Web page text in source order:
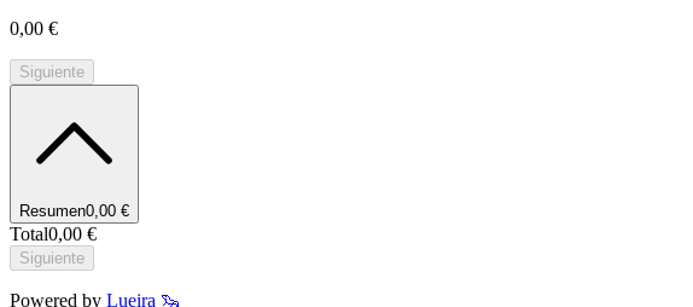
0,00 €
Siguiente
Resumen0,00 €
Total0,00 €
Siguiente
Powered by Lueira 🦦